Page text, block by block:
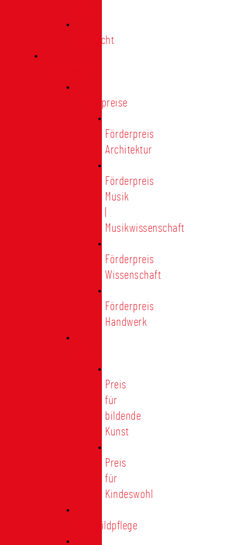
Übersicht
Förderpreise
Förderpreis
Architektur
Förderpreis
Musik
Musikwissenschaft
Förderpreis
Wissenschaft
Förderpreis
Handwerk
Preis
für
bildende
Kunst
Preis
für
Kindeswohl
Stadtbildpflege